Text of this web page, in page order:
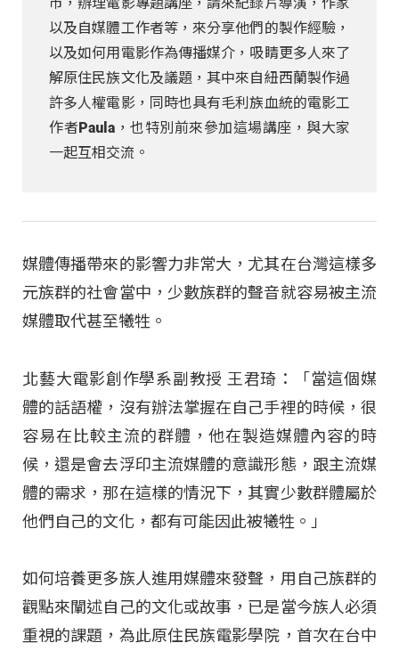
以及自媒體工作者等，來分享他們的製作經驗，
以及如何用電影作為傳播媒介，吸睛更多人來了
解原住民族文化及議題，其中來自紐西蘭製作過
許多人權電影，同時也具有毛利族血統的電影工
作者Paula，也特別前來參加這場講座，與大家
一起互相交流。
媒體傳播帶來的影響力非常大，尤其在台灣這樣多
元族群的社會當中，少數族群的聲音就容易被主流
媒體取代甚至犧牲。
北藝大電影創作學系副教授 王君琦：「當這個媒
體的話語權，沒有辦法掌握在自己手裡的時候，很
容易在比較主流的群體，他在製造媒體內容的時
候，還是會去浮印主流媒體的意識形態，跟主流媒
體的需求，那在這樣的情況下，其實少數群體屬於
他們自己的文化，都有可能因此被犧牲。」
如何培養更多族人進用媒體來發聲，用自己族群的
觀點來闡述自己的文化或故事，已是當今族人必須
重視的課題，為此原住民族電影學院，首次在台中